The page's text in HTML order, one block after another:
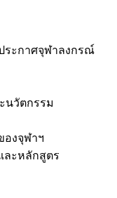
ระกาศจุฬาลงกรณ์
นวัตกรรม
องจุฬาฯ
ละหลักสูตร